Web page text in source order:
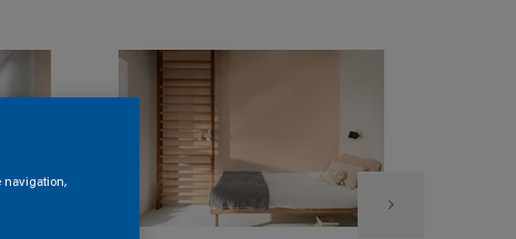
navigation,